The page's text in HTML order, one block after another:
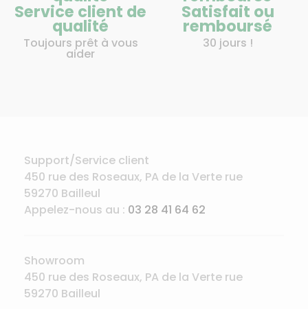
Service client de
qualité
Toujours prêt à vous
aider
Satisfait ou
remboursé
30 jours !
Support/Service client
450 rue des Roseaux, PA de la Verte rue
59270 Bailleul
Appelez-nous au : 03 28 41 64 62
Showroom
450 rue des Roseaux, PA de la Verte rue
59270 Bailleul